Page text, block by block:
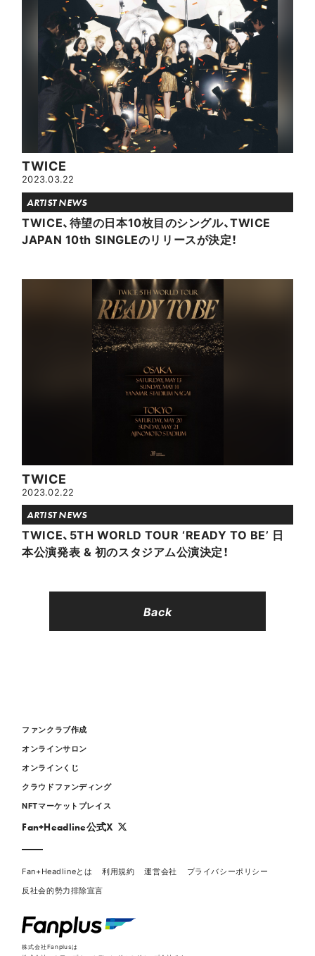
TWICE
2023.03.22
ARTIST NEWS
TWICE、待望の日本10枚目のシングル、TWICE
JAPAN 10th SINGLEのリリースが決定！
TWICE
2023.02.22
ARTIST NEWS
TWICE、5TH WORLD TOUR ‘READY TO BE’ 日
本公演発表 & 初のスタジアム公演決定！
Back
ファンクラブ作成
オンラインサロン
オンラインくじ
クラウドファンディング
NFTマーケットプレイス
Fan+Headline公式X
Fan+Headlineとは 利用規約 運営会社
プライバシーポリシー
反社会的勢力排除宣言
株式会社Fanplusは